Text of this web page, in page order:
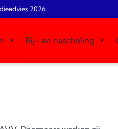
2026
Bij- en nascholing